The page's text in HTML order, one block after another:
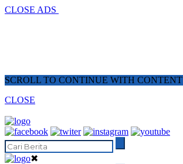
CLOSE ADS
SCROLL TO CONTINUE WITH CONTENT
CLOSE
✖